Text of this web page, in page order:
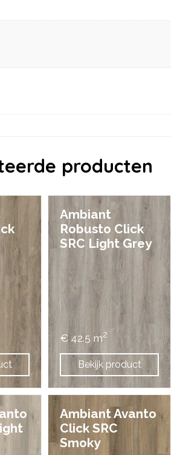
producten
Ambiant
Robusto Click
SRC Light Grey
Bekijk product
€ 42.5 m2
Ambiant Avanto
Click SRC
Smoky